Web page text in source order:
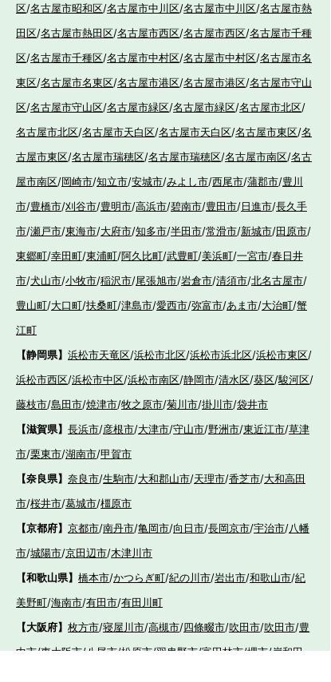
区/名古屋市昭和区/名古屋市中川区/名古屋市中川区/名古屋市熱
田区/名古屋市熱田区/名古屋市西区/名古屋市西区/名古屋市千種
区/名古屋市千種区/名古屋市中村区/名古屋市中村区/名古屋市名
東区/名古屋市名東区/名古屋市港区/名古屋市港区/名古屋市守山
区/名古屋市守山区/名古屋市緑区/名古屋市緑区/名古屋市北区/
名古屋市北区/名古屋市天白区/名古屋市天白区/名古屋市東区/名
古屋市東区/名古屋市瑞穂区/名古屋市瑞穂区/名古屋市南区/名古
屋市南区/岡崎市/知立市/安城市/みよし市/西尾市/蒲郡市/豊川
市/豊橋市/刈谷市/豊明市/高浜市/碧南市/豊田市/日進市/長久手
市/瀬戸市/東海市/大府市/知多市/半田市/常滑市/新城市/田原市/
東郷町/幸田町/東浦町/阿久比町/武豊町/美浜町/一宮市/春日井
市/犬山市/小牧市/稲沢市/尾張旭市/岩倉市/清須市/北名古屋市/
豊山町/大口町/扶桑町/津島市/愛西市/弥富市/あま市/大治町/蟹
江町
【静岡県】 浜松市天竜区/浜松市北区/浜松市浜北区/浜松市東区/
浜松市西区/浜松市中区/浜松市南区/静岡市/清水区/葵区/駿河区/
藤枝市/島田市/焼津市/牧之原市/菊川市/掛川市/袋井市
【滋賀県】 長浜市/彦根市/大津市/守山市/野洲市/東近江市/草津
市/栗東市/湖南市/甲賀市
【奈良県】 奈良市/生駒市/大和郡山市/天理市/香芝市/大和高田
市/桜井市/葛城市/橿原市
【京都府】 京都市/南丹市/亀岡市/向日市/長岡京市/宇治市/八幡
市/城陽市/京田辺市/木津川市
【和歌山県】 橋本市/かつらぎ町/紀の川市/岩出市/和歌山市/紀
美野町/海南市/有田市/有田川町
【大阪府】 枚方市/寝屋川市/高槻市/四條畷市/吹田市/吹田市/豊
中市/東大阪市/八尾市/松原市/羽曳野市/富田林市/堺市/岸和田